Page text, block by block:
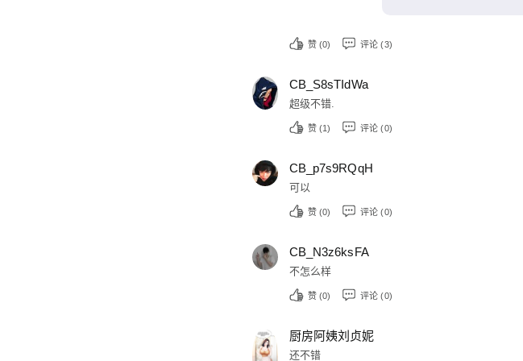
赞 (0) 评论 (3)
CB_S8sTIdWa
超级不错.
赞 (1) 评论 (0)
CB_p7s9RQqH
可以
赞 (0) 评论 (0)
CB_N3z6ksFA
不怎么样
赞 (0) 评论 (0)
厨房阿姨刘贞妮
还不错